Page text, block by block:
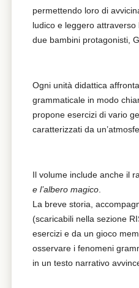
permettendo loro di
ludico e leggero
due bambini protagonisti,
Ogni unità didattica
grammaticale in modo
propone esercizi di vario
caratterizzati da
Il volume include anche il
e l’albero magico.
La breve storia,
(scaricabili nella sezione
esercizi e da un gioco
osservare i fenomeni
in un testo narrativo